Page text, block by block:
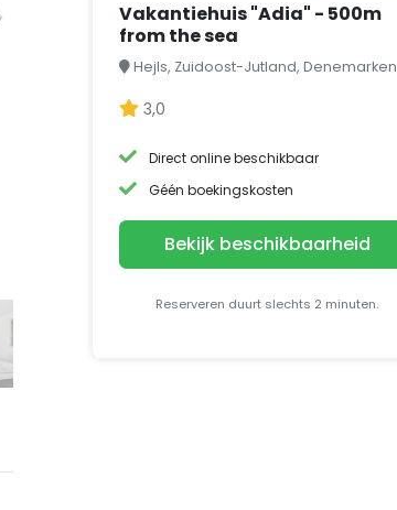
Vakantiehuis "Adia" - 500m
from the sea
Hejls, Zuidoost-Jutland, Denemarken
3,0
Direct online beschikbaar
Géén boekingskosten
Bekijk beschikbaarheid
Reserveren duurt slechts 2 minuten.